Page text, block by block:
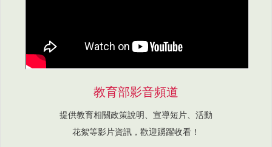
教育部影音頻道
提供教育相關政策說明、宣導短片、活動
花絮等影片資訊，歡迎踴躍收看！